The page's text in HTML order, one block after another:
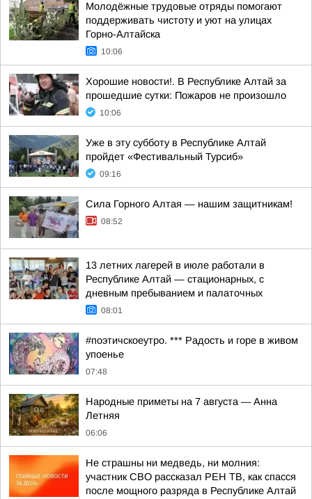
Молодёжные трудовые отряды помогают
поддерживать чистоту и уют на улицах
Горно-Алтайска
10:06
Хорошие новости!. В Республике Алтай за
прошедшие сутки: Пожаров не произошло
10:06
Уже в эту субботу в Республике Алтай
пройдет «Фестивальный Турсиб»
09:16
Сила Горного Алтая — нашим защитникам!
08:52
13 летних лагерей в июле работали в
Республике Алтай — стационарных, с
дневным пребыванием и палаточных
08:01
#поэтичскоеутро. *** Радость и горе в живом
упоенье
07:48
Hapoдныe пpимeты нa 7 aвгуcтa — Aннa
Лeтняя
06:06
Не страшны ни медведь, ни молния:
участник СВО рассказал РЕН ТВ, как спасся
после мощного разряда в Республике Алтай